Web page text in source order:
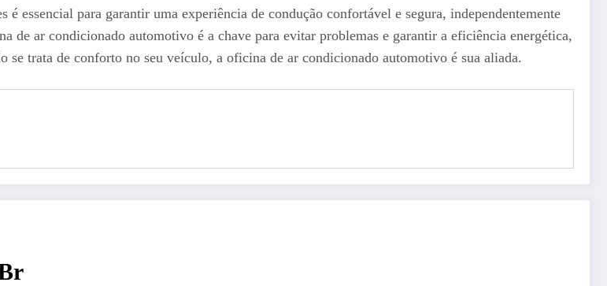
essencial para garantir uma experiência de condução confortável e segura, independentemente
de ar condicionado automotivo é a chave para evitar problemas e garantir a eficiência energética,
se trata de conforto no seu veículo, a oficina de ar condicionado automotivo é sua aliada.